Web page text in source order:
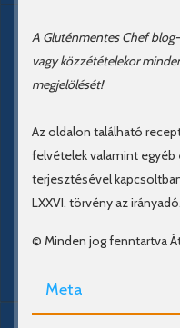
A Gluténmentes Chef
vagy közzétételekor
megjelölését!
Az oldalon található
felvételek valamint egyéb
terjesztésével
LXXVI. törvény az irányadó.
© Minden jog fenntartva
Meta